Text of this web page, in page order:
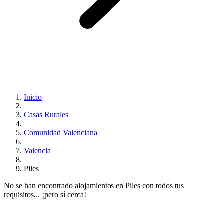
Inicio
Casas Rurales
Comunidad Valenciana
Valencia
Piles
No se han encontrado alojamientos en Piles con todos tus
requisitos... ¡pero sí cerca!